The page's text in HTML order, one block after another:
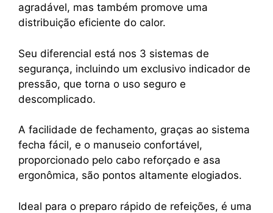
agradável, mas também promove uma
distribuição eficiente do calor.
Seu diferencial está nos 3 sistemas de
segurança, incluindo um exclusivo indicador de
pressão, que torna o uso seguro e
descomplicado.
A facilidade de fechamento, graças ao sistema
fecha fácil, e o manuseio confortável,
proporcionado pelo cabo reforçado e asa
ergonômica, são pontos altamente elogiados.
Ideal para o preparo rápido de refeições, é uma